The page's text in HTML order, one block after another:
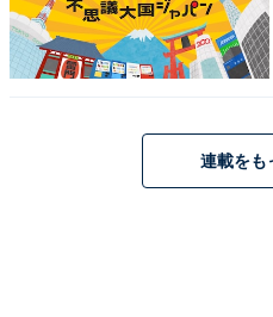
敵か味方か分からないま
“ミタゾノさん”の痛快さが
「3.3億円強盗だった家主を
連載をも